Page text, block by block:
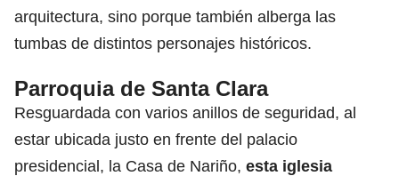
arquitectura, sino porque también alberga las
tumbas de distintos personajes históricos.
Parroquia de Santa Clara
Resguardada con varios anillos de seguridad, al
estar ubicada justo en frente del palacio
presidencial, la Casa de Nariño, esta iglesia